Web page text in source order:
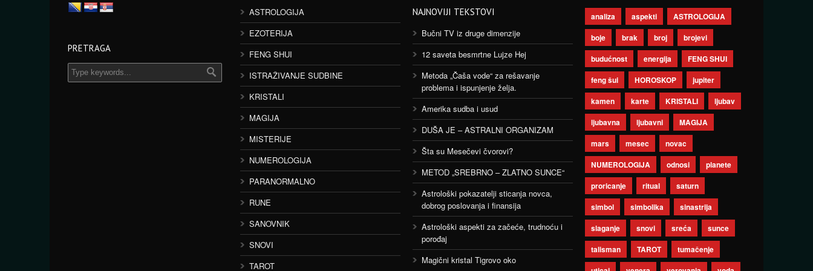
PRETRAGA
ASTROLOGIJA
EZOTERIJA
FENG SHUI
ISTRAŽIVANJE SUDBINE
KRISTALI
MAGIJA
MISTERIJE
NUMEROLOGIJA
PARANORMALNO
RUNE
SANOVNIK
SNOVI
TAROT
NAJNOVIJI TEKSTOVI
Bučni TV iz druge dimenzije
12 saveta besmrtne Lujze Hej
Metoda „Čaša vode“ za rešavanje
problema i ispunjenje želja.
Amerika sudba i usud
DUŠA JE – ASTRALNI ORGANIZAM
Šta su Mesečevi čvorovi?
METOD „SREBRNO – ZLATNO SUNCE“
Astrološki pokazatelji sticanja novca,
dobrog poslovanja i finansija
Astrološki aspekti za začeće, trudnoću i
porođaj
Magični kristal Tigrovo oko
analiza aspekti
ASTROLOGIJA
boje
brak broj
brojevi
budućnost
energija
FENG SHUI
feng šui
HOROSKOP
jupiter
kamen
karte KRISTALI
ljubav
ljubavna
ljubavni
MAGIJA
mars
mesec
novac
NUMEROLOGIJA
odnosi
planete
proricanje
ritual
saturn
simbol
simbolika
sinastrija
slaganje
snovi sreća
sunce
talisman
TAROT
tumačenje